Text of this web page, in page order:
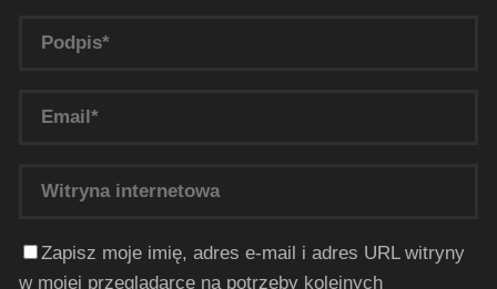
Zapisz moje imię, adres e-mail i adres URL witryny
w mojej przeglądarce na potrzeby kolejnych